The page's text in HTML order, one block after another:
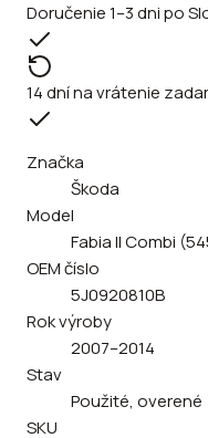
Doručenie 1–3 dni po
14 dní na vrátenie
Značka
Škoda
Model
Fabia II Combi
OEM číslo
5J0920810B
Rok výroby
2007–2014
Stav
Použité, overené
SKU